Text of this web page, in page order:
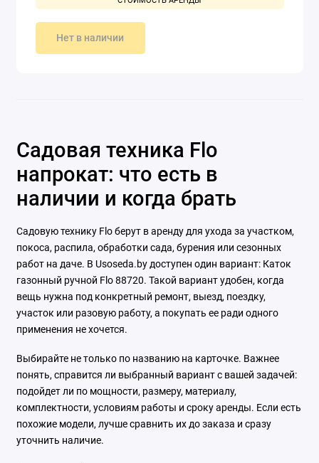
Нет в наличии
Садовая техника Flo
напрокат: что есть в
наличии и когда брать
Садовую технику Flo берут в аренду для ухода за участком,
покоса, распила, обработки сада, бурения или сезонных
работ на даче. В Usoseda.by доступен один вариант: Каток
газонный ручной Flo 88720. Такой вариант удобен, когда
вещь нужна под конкретный ремонт, выезд, поездку,
участок или разовую работу, а покупать ее ради одного
применения не хочется.
Выбирайте не только по названию на карточке. Важнее
понять, справится ли выбранный вариант с вашей задачей:
подойдет ли по мощности, размеру, материалу,
комплектности, условиям работы и сроку аренды. Если есть
похожие модели, лучше сравнить их до заказа и сразу
уточнить наличие.